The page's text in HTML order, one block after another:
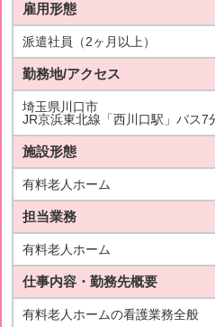
雇用形態
派遣社員（2ヶ月以上）
勤務地/アクセス
埼玉県川口市
JR京浜東北線「西川口駅」バス7
施設形態
有料老人ホーム
担当業務
有料老人ホーム
仕事内容・勤務先概要
有料老人ホームの看護業務全般